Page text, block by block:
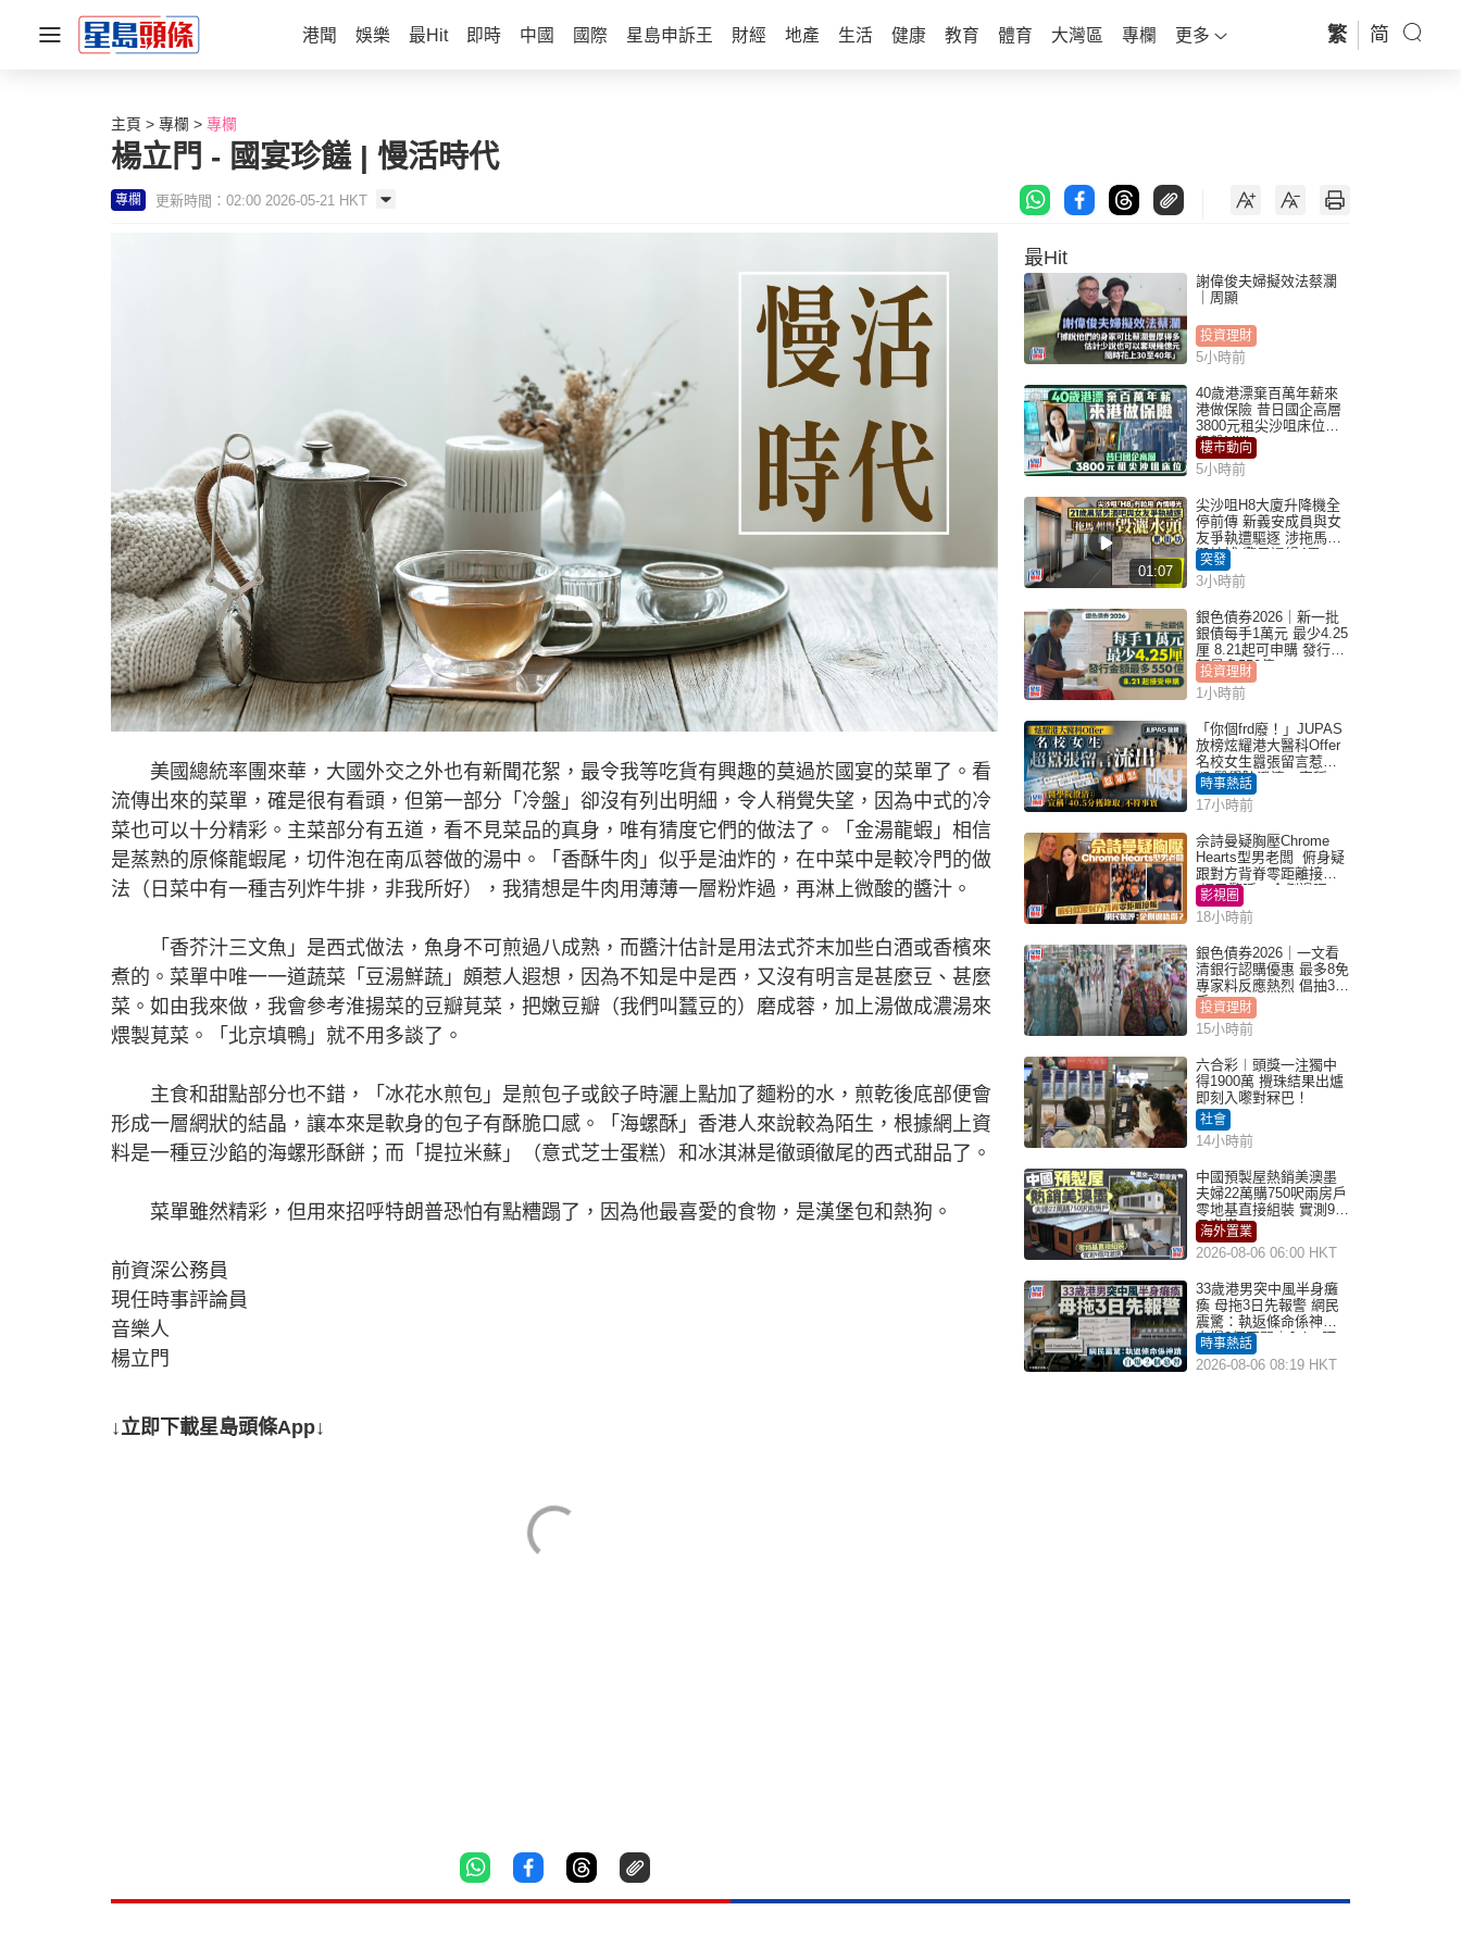
港聞 娛樂 最Hit 即時 中國 國際 星島申訴王 財經 地產 生活 健康 教育 體育 大灣區 專欄 更多 繁 简
主頁 專欄 專欄
楊立門 - 國宴珍饈 | 慢活時代
專欄 更新時間：02:00 2026-05-21 HKT
美國總統率團來華，大國外交之外也有新聞花絮，最令我等吃貨有興趣的莫過於國宴的菜單了。看
流傳出來的菜單，確是很有看頭，但第一部分「冷盤」卻沒有列出明細，令人稍覺失望，因為中式的冷
菜也可以十分精彩。主菜部分有五道，看不見菜品的真身，唯有猜度它們的做法了。「金湯龍蝦」相信
是蒸熟的原條龍蝦尾，切件泡在南瓜蓉做的湯中。「香酥牛肉」似乎是油炸的，在中菜中是較冷門的做
法（日菜中有一種吉列炸牛排，非我所好），我猜想是牛肉用薄薄一層粉炸過，再淋上微酸的醬汁。
「香芥汁三文魚」是西式做法，魚身不可煎過八成熟，而醬汁估計是用法式芥末加些白酒或香檳來
煮的。菜單中唯一一道蔬菜「豆湯鮮蔬」頗惹人遐想，因為不知是中是西，又沒有明言是甚麼豆、甚麼
菜。如由我來做，我會參考淮揚菜的豆瓣莧菜，把嫩豆瓣（我們叫蠶豆的）磨成蓉，加上湯做成濃湯來
煨製莧菜。「北京填鴨」就不用多談了。
主食和甜點部分也不錯，「冰花水煎包」是煎包子或餃子時灑上點加了麵粉的水，煎乾後底部便會
形成一層網狀的結晶，讓本來是軟身的包子有酥脆口感。「海螺酥」香港人來說較為陌生，根據網上資
料是一種豆沙餡的海螺形酥餅；而「提拉米蘇」（意式芝士蛋糕）和冰淇淋是徹頭徹尾的西式甜品了。
菜單雖然精彩，但用來招呼特朗普恐怕有點糟蹋了，因為他最喜愛的食物，是漢堡包和熱狗。
前資深公務員
現任時事評論員
音樂人
楊立門
↓立即下載星島頭條App↓
最Hit
謝偉俊夫婦擬效法蔡瀾
｜周顯
投資理財
5小時前
40歲港漂棄百萬年薪來
港做保險 昔日國企高層
3800元租尖沙咀床位｜
租盤Million
樓市動向
5小時前
01:07
尖沙咀H8大廈升降機全
停前傳 新義安成員與女
友爭執遭驅逐 涉拖馬刑
毀被捕 警另通緝4男
突發
3小時前
銀色債券2026｜新一批
銀債每手1萬元 最少4.25
厘 8.21起可申購 發行金
額最多550億
投資理財
1小時前
「你個frd廢！」JUPAS
放榜炫耀港大醫科Offer
名校女生囂張留言惹眾
怒 醫學院澄清：宣稱
「40.5分獲錄取」不符事
實｜Juicy叮
時事熱話
17小時前
佘詩曼疑胸壓Chrome
Hearts型男老闆 俯身疑
跟對方背脊零距離接觸
網民驚呼：企側邊唔
得？
影視圈
18小時前
銀色債券2026｜一文看
清銀行認購優惠 最多8免
專家料反應熱烈 倡抽30
手
投資理財
15小時前
六合彩︱頭獎一注獨中
得1900萬 攪珠結果出爐
即刻入嚟對冧巴！
社會
14小時前
中國預製屋熱銷美澳墨
夫婦22萬購750呎兩房戶
零地基直接組裝 實測9個
月激讚
海外置業
2026-08-06 06:00 HKT
33歲港男突中風半身癱
瘓 母拖3日先報警 網民
震驚：執返條命係神蹟
自爆2個惡習｜Juicy叮
時事熱話
2026-08-06 08:19 HKT